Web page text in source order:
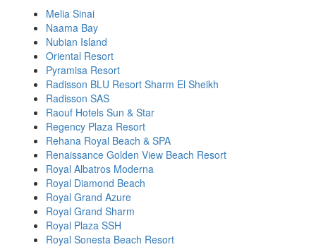
Melia Sinai
Naama Bay
Nubian Island
Oriental Resort
Pyramisa Resort
Radisson BLU Resort Sharm El Sheikh
Radisson SAS
Raouf Hotels Sun & Star
Regency Plaza Resort
Rehana Royal Beach & SPA
Renaissance Golden View Beach Resort
Royal Albatros Moderna
Royal Diamond Beach
Royal Grand Azure
Royal Grand Sharm
Royal Plaza SSH
Royal Sonesta Beach Resort